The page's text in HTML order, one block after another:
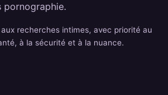
pornographie.
recherches intimes, avec priorité au
à la sécurité et à la nuance.